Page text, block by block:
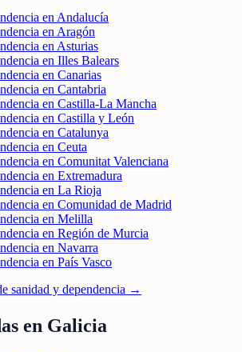
en Andalucía
en Aragón
en Asturias
en Illes Balears
en Canarias
en Cantabria
en Castilla-La Mancha
en Castilla y León
en Catalunya
en Ceuta
en Comunitat Valenciana
en Extremadura
en La Rioja
en Comunidad de Madrid
en Melilla
en Región de Murcia
en Navarra
en País Vasco
sanidad y dependencia →
en Galicia